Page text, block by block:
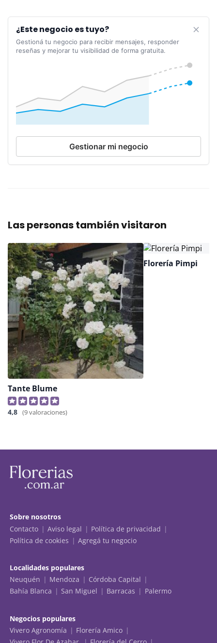
¿Este negocio es tuyo?
Gestioná tu negocio para recibir mensajes, responder
reseñas y mejorar tu visibilidad de forma gratuita.
Gestionar mi negocio
Las personas también visitaron
Tante Blume
4,8 (9 valoraciones)
Florería Pimpi
Sobre nosotros
Contacto
Aviso legal
Política de privacidad
Política de cookies
Agregá tu negocio
Localidades populares
Neuquén
Mendoza
Córdoba Capital
Bahía Blanca
San Miguel Barracas Palermo
Negocios populares
Vivero Agronomía
Florería Amico